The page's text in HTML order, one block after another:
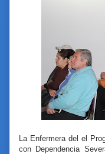
La Enfermera del el
con Dependencia